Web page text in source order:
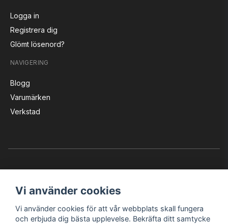
Logga in
Registrera dig
Glömt lösenord?
NAVIGERING
Blogg
Varumärken
Verkstad
Instagram Facebook YouTube
Vi använder cookies
Vi använder cookies för att vår webbplats skall fungera
och erbjuda dig bästa upplevelse. Bekräfta ditt samtycke